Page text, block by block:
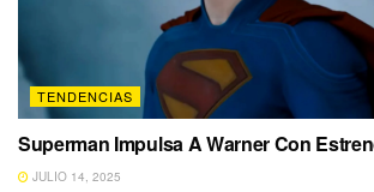
TENDENCIAS
Superman Impulsa A Warner Con
JULIO 14, 2025